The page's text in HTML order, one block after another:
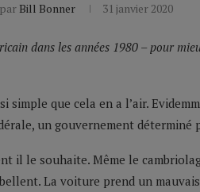
Bill Bonner 31 janvier 2020
dans les années 1980 – pour
que cela en a l’air.
un gouvernement
il le souhaite. Même le
La voiture prend un